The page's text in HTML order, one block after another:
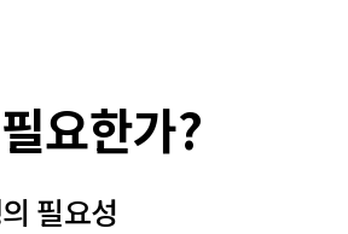
요한가?
필요성